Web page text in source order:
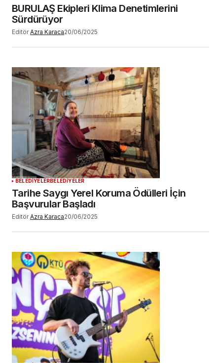
BURULAŞ Ekipleri Klima Denetimlerini
Sürdürüyor
Editör Azra Karaca20/06/2025
BELEDİYELERBELEDİYELER
Tarihe Saygı Yerel Koruma Ödülleri İçin
Başvurular Başladı
Editör Azra Karaca20/06/2025